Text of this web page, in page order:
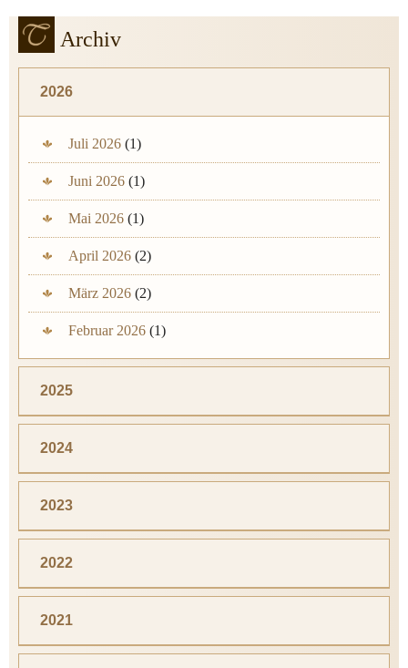
Archiv
2026
Juli 2026 (1)
Juni 2026 (1)
Mai 2026 (1)
April 2026 (2)
März 2026 (2)
Februar 2026 (1)
2025
2024
2023
2022
2021